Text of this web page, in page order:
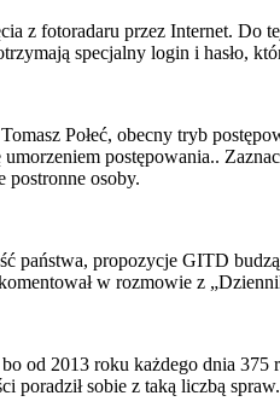
z fotoradaru przez Internet. Do
specjalny login i hasło,
Połeć, obecny tryb
postępowania..
postronne osoby.
państwa, propozycje GITD
w rozmowie z
od 2013 roku każdego dnia
poradził sobie z taką liczbą